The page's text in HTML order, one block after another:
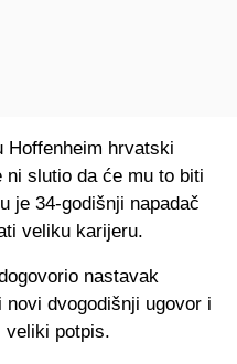
Hoffenheim hrvatski
ni slutio da će mu to biti
je 34-godišnji napadač
veliku karijeru.
nastavak
dvogodišnji ugovor i
veliki potpis.